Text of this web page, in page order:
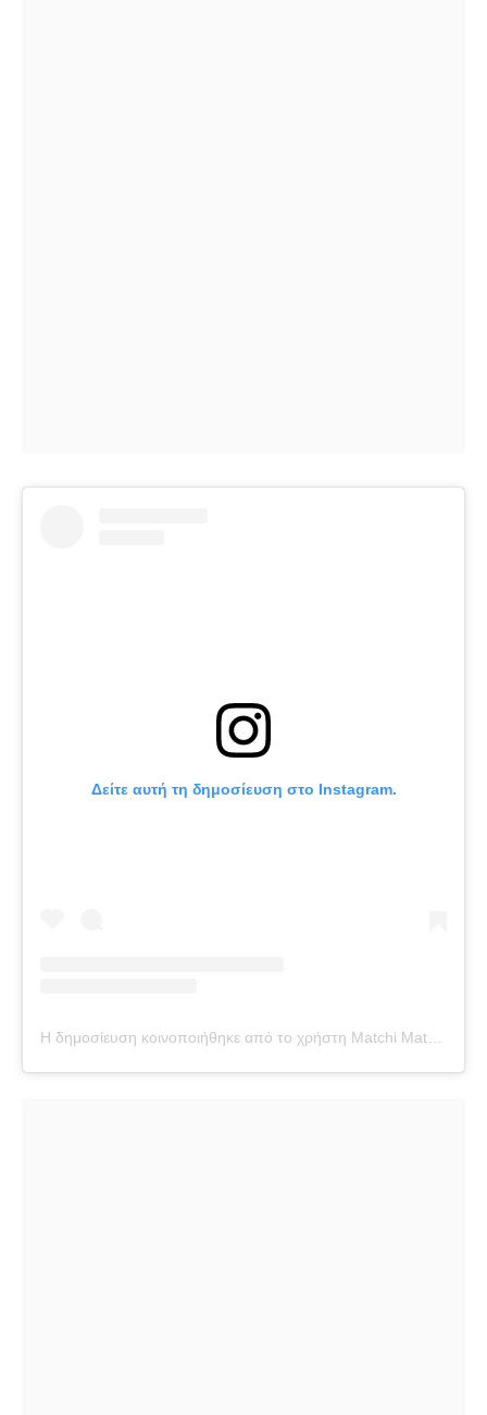
Δείτε αυτή τη δημοσίευση στο Instagram.
Η δημοσίευση κοινοποιήθηκε από το χρήστη Matchi Matchi Profiterole (@matchi.matchi.profiterole)